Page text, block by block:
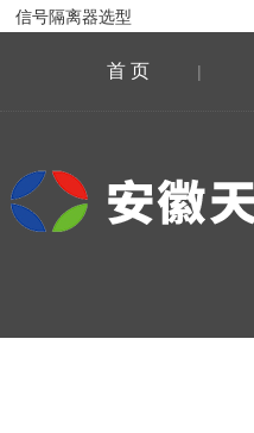
信号隔离器选型
首 页 |